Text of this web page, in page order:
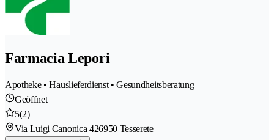
Farmacia Lepori
Apotheke • Hauslieferdienst • Gesundheitsberatung
Geöffnet
5(2)
Via Luigi Canonica 426950 Tesserete